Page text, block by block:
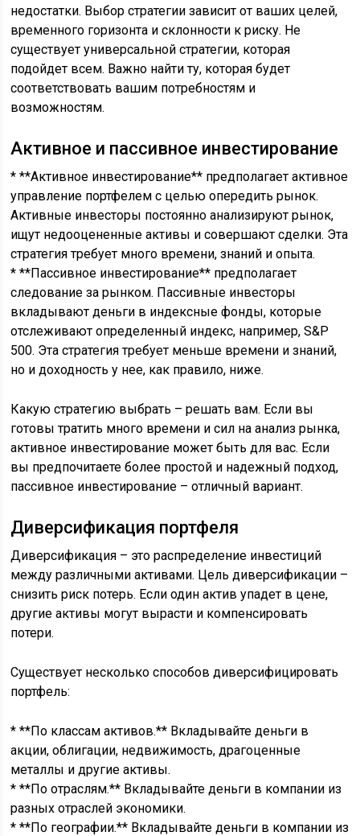
недостатки. Выбор стратегии зависит от ваших целей,
временного горизонта и склонности к риску. Не
существует универсальной стратегии, которая
подойдет всем. Важно найти ту, которая будет
соответствовать вашим потребностям и
возможностям.
Активное и пассивное инвестирование
* **Активное инвестирование** предполагает активное
управление портфелем с целью опередить рынок.
Активные инвесторы постоянно анализируют рынок,
ищут недооцененные активы и совершают сделки. Эта
стратегия требует много времени, знаний и опыта.
* **Пассивное инвестирование** предполагает
следование за рынком. Пассивные инвесторы
вкладывают деньги в индексные фонды, которые
отслеживают определенный индекс, например, S&P
500. Эта стратегия требует меньше времени и знаний,
но и доходность у нее, как правило, ниже.
Какую стратегию выбрать – решать вам. Если вы
готовы тратить много времени и сил на анализ рынка,
активное инвестирование может быть для вас. Если
вы предпочитаете более простой и надежный подход,
пассивное инвестирование – отличный вариант.
Диверсификация портфеля
Диверсификация – это распределение инвестиций
между различными активами. Цель диверсификации –
снизить риск потерь. Если один актив упадет в цене,
другие активы могут вырасти и компенсировать
потери.
Существует несколько способов диверсифицировать
портфель:
* **По классам активов.** Вкладывайте деньги в
акции, облигации, недвижимость, драгоценные
металлы и другие активы.
* **По отраслям.** Вкладывайте деньги в компании из
разных отраслей экономики.
* **По географии.** Вкладывайте деньги в компании из